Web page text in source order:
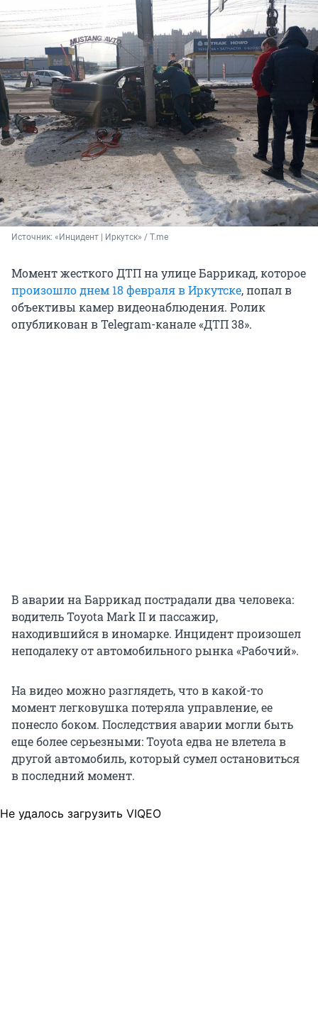
Источник: «Инцидент | Иркутск» / T.me
Момент жесткого ДТП на улице Баррикад, которое
произошло днем 18 февраля в Иркутске, попал в
объективы камер видеонаблюдения. Ролик
опубликован в Telegram-канале «ДТП 38».
В аварии на Баррикад пострадали два человека:
водитель Toyota Mark II и пассажир,
находившийся в иномарке. Инцидент произошел
неподалеку от автомобильного рынка «Рабочий».
На видео можно разглядеть, что в какой-то
момент легковушка потеряла управление, ее
понесло боком. Последствия аварии могли быть
еще более серьезными: Toyota едва не влетела в
другой автомобиль, который сумел остановиться
в последний момент.
Не удалось загрузить VIQEO